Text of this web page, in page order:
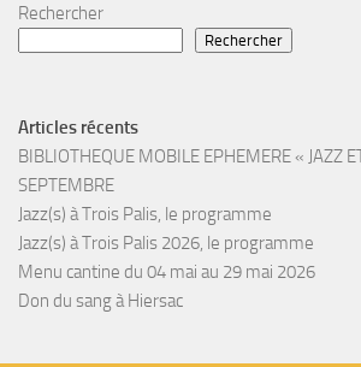
Rechercher
Rechercher
Articles récents
BIBLIOTHEQUE MOBILE EPHEMERE « JAZZ
SEPTEMBRE
Jazz(s) à Trois Palis, le programme
Jazz(s) à Trois Palis 2026, le programme
Menu cantine du 04 mai au 29 mai 2026
Don du sang à Hiersac